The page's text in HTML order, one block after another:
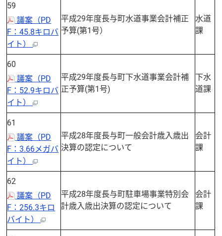
59
議案（PD
F：45.8キロバ
イト）
平成29年度長与町水道事業会計補正
予算(第1号）
水道
課
60
議案（PD
F：52.9キロバ
イト）
平成29年度長与町下水道事業会計補
正予算(第1号)
下水
道課
61
議案（PD
F：3.66メガバ
イト）
平成28年度長与町一般会計歳入歳出
決算の認定について
会計
課
62
議案（PD
F：256.3キロ
バイト）
平成28年度長与町駐車場事業特別会
計歳入歳出決算の認定について
会計
課